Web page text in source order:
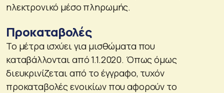
ηλεκτρονικό μέσο πληρωμής.
Προκαταβολές
Το μέτρα ισχύει για μισθώματα που
καταβάλλονται από 1.1.2020. Όπως όμως
διευκρινίζεται από το έγγραφο, τυχόν
προκαταβολές ενοικίων που αφορούν το